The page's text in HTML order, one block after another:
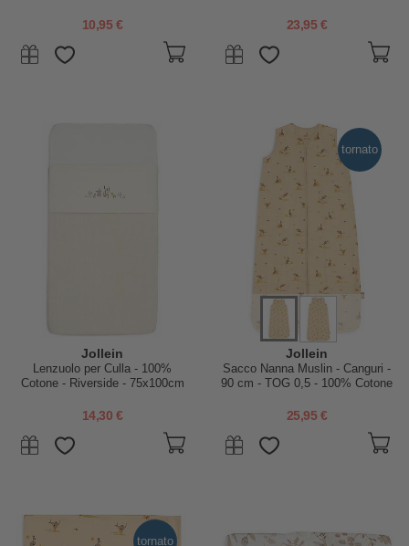
10,95 € 23,95 €
Jollein
Lenzuolo per Culla - 100%
Cotone - Riverside - 75x100cm
14,30 €
tornato
Jollein
Sacco Nanna Muslin - Canguri -
90 cm - TOG 0,5 - 100% Cotone
25,95 €
tornato